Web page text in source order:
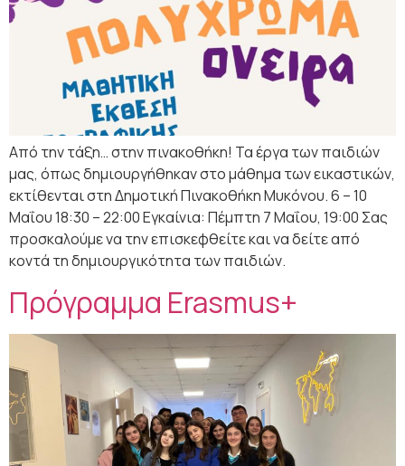
Από την τάξη… στην πινακοθήκη! Τα έργα των παιδιών
μας, όπως δημιουργήθηκαν στο μάθημα των εικαστικών,
εκτίθενται στη Δημοτική Πινακοθήκη Μυκόνου. 6 – 10
Μαΐου 18:30 – 22:00 Εγκαίνια: Πέμπτη 7 Μαΐου, 19:00 Σας
προσκαλούμε να την επισκεφθείτε και να δείτε από
κοντά τη δημιουργικότητα των παιδιών.
Πρόγραμμα Erasmus+